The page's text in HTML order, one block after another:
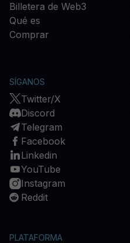
Billetera de Web3
Qué es
Comprar
SÍGANOS
Twitter/X
Discord
Telegram
Facebook
Linkedin
YouTube
Instagram
Reddit
PLATAFORMA